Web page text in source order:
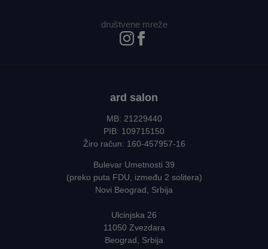
društvene mreže
ard salon
MB: 21229440
PIB: 109715150
Žiro račun: 160-457957-16
Bulevar Umetnosti 39
(preko puta FDU, između 2 solitera)
Novi Beograd, Srbija
Ulcinjska 26
11050 Zvezdara
Beograd, Srbija